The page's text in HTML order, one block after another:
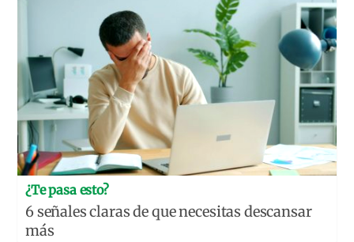
¿Te pasa esto?
6 señales claras de que necesitas descansar
más